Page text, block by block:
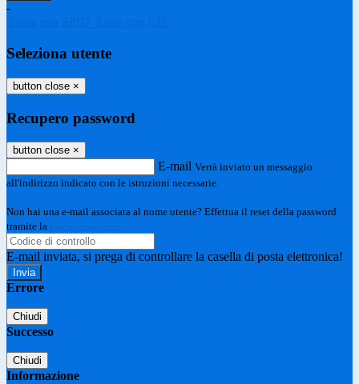
-
Entra con SPID
Entra con CIE
Seleziona utente
button close ×
Recupero password
button close ×
E-mail Verrà inviato un messaggio
all'indirizzo indicato con le istruzioni necessarie.
Non hai una e-mail associata al nome utente? Effettua il reset della password
tramite la
Login Spaggiari
E-mail inviata, si prega di controllare la casella di posta elettronica!
Errore
Chiudi
Successo
Chiudi
Informazione